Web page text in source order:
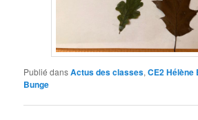
Publié dansActus des classes,CE2
Bunge